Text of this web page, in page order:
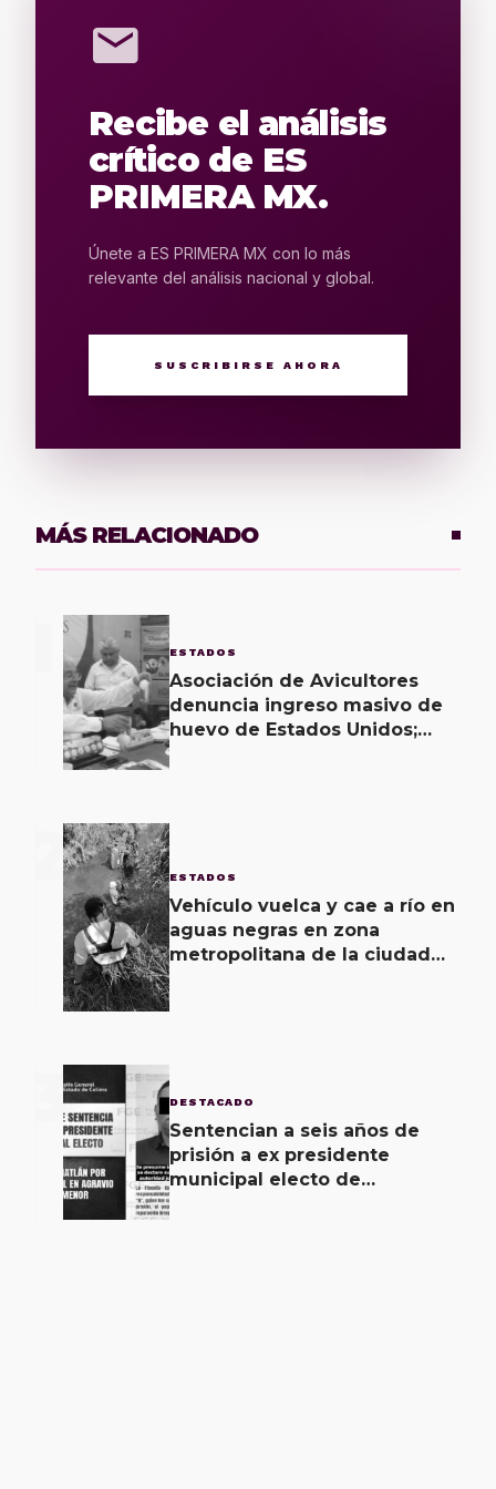
mail
Recibe el análisis
crítico de ES
PRIMERA MX.
Únete a ES PRIMERA MX con lo más
relevante del análisis nacional y global.
SUSCRIBIRSE AHORA
MÁS RELACIONADO
ESTADOS
Asociación de Avicultores
denuncia ingreso masivo de
huevo de Estados Unidos;
2 ESTADOS
Vehículo vuelca y cae a río en
aguas negras en zona
metropolitana de la ciudad
3 DESTACADO
Sentencian a seis años de
prisión a ex presidente
municipal electo de